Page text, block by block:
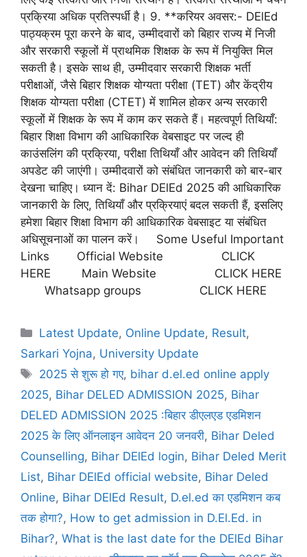
प्रक्रिया अधिक प्रतिस्पर्धी है। 9. **करियर अवसर:- DElEd
पाठ्यक्रम पूरा करने के बाद, उम्मीदवारों को बिहार राज्य में निजी
और सरकारी स्कूलों में प्राथमिक शिक्षक के रूप में नियुक्ति मिल
सकती है। इसके साथ ही, उम्मीदवार सरकारी शिक्षक भर्ती
परीक्षाओं, जैसे बिहार शिक्षक योग्यता परीक्षा (TET) और केंद्रीय
शिक्षक योग्यता परीक्षा (CTET) में शामिल होकर अन्य सरकारी
स्कूलों में शिक्षक के रूप में काम कर सकते हैं। महत्वपूर्ण तिथियाँ:
बिहार शिक्षा विभाग की आधिकारिक वेबसाइट पर जल्द ही
काउंसलिंग की प्रक्रिया, परीक्षा तिथियाँ और आवेदन की तिथियाँ
अपडेट की जाएंगी। उम्मीदवारों को संबंधित जानकारी को बार-बार
देखना चाहिए। ध्यान दें: Bihar DElEd 2025 की आधिकारिक
जानकारी के लिए, तिथियाँ और प्रक्रियाएं बदल सकती हैं, इसलिए
हमेशा बिहार शिक्षा विभाग की आधिकारिक वेबसाइट या संबंधित
अधिसूचनाओं का पालन करें। Some Useful Important
Links Official Website CLICK
HERE Main Website CLICK HERE
Whatsapp groups CLICK HERE
Latest Update, Online Update, Result,
Sarkari Yojna, University Update
2025 से शुरू हो गए, bihar d.el.ed online apply
2025, Bihar DELED ADMISSION 2025, Bihar
DELED ADMISSION 2025 :बिहार डीएलएड एडमिशन
2025 के लिए ऑनलाइन आवेदन 20 जनवरी, Bihar Deled
Counselling, Bihar DElEd login, Bihar Deled Merit
List, Bihar DElEd official website, Bihar Deled
Online, Bihar DElEd Result, D.el.ed का एडमिशन कब
तक होगा?, How to get admission in D.El.Ed. in
Bihar?, What is the last date for the DElEd Bihar